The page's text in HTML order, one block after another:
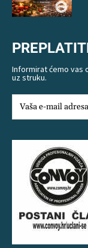
Informirat ćemo vas
uz struku.